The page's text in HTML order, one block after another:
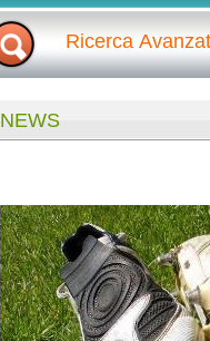
Ricerca
NEWS